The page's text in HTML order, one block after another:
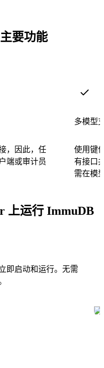
要功能
，因此，任
端或审计员
多模型
使用键
有接口
需在模
上运行 ImmuDB
即启动和运行。无需